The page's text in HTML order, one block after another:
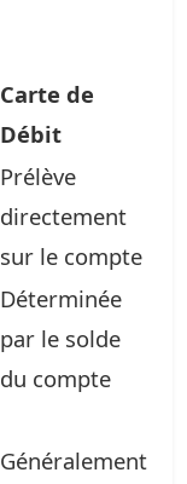
Carte de
Débit
Prélève
directement
sur le compte
Déterminée
par le solde
du compte
Généralement